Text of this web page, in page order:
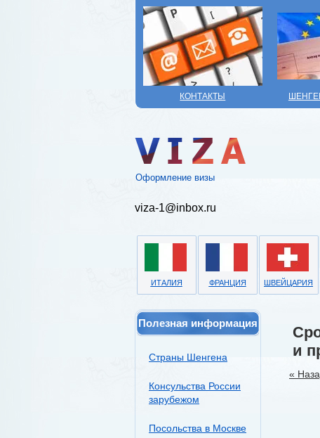
КОНТАКТЫ
Оформление визы
viza-1@inbox.ru
ИТАЛИЯ ФРАНЦИЯ ШВЕЙЦАРИЯ
Полезная информация
Страны Шенгена
Консульства России
зарубежом
Посольства в Москве
и
«